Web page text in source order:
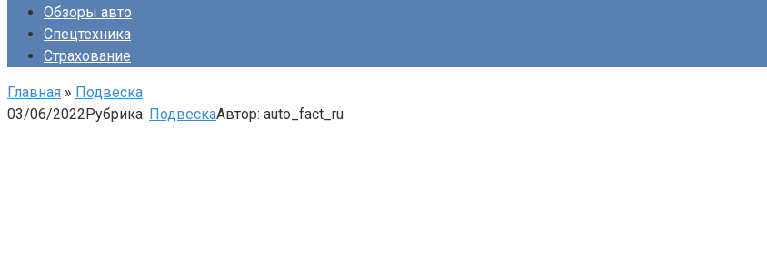
Обзоры авто
Спецтехника
Страхование
Главная » Подвеска
03/06/2022Рубрика: ПодвескаАвтор: auto_fact_ru